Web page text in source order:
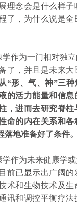
理念会是什么样
了，为什么说是全
作为一门相对独
了，并且是未来大
“形、气、神”三
的活力能量和信息
，进而去研究脊柱
命的内在关系和各
地准备好了条件。
作为未来健康学
前已显示出广阔
术和生物技术及生
讯和调控平衡疗法